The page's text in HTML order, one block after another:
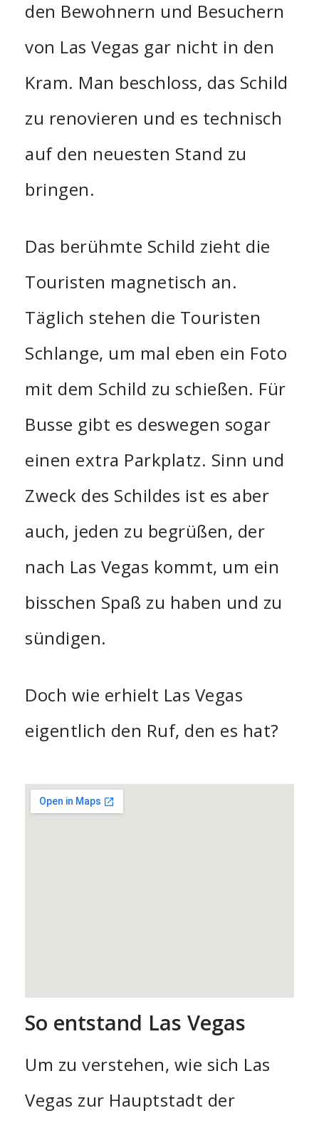
den Bewohnern und Besuchern
von Las Vegas gar nicht in den
Kram. Man beschloss, das Schild
zu renovieren und es technisch
auf den neuesten Stand zu
bringen.
Das berühmte Schild zieht die
Touristen magnetisch an.
Täglich stehen die Touristen
Schlange, um mal eben ein Foto
mit dem Schild zu schießen. Für
Busse gibt es deswegen sogar
einen extra Parkplatz. Sinn und
Zweck des Schildes ist es aber
auch, jeden zu begrüßen, der
nach Las Vegas kommt, um ein
bisschen Spaß zu haben und zu
sündigen.
Doch wie erhielt Las Vegas
eigentlich den Ruf, den es hat?
So entstand Las Vegas
Um zu verstehen, wie sich Las
Vegas zur Hauptstadt der